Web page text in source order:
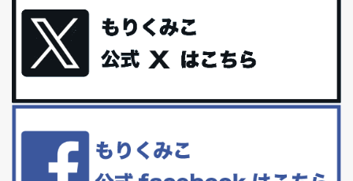
今回は、最近毎回定期的に購入している「楽天ふるさと納税」の返
礼品トップ５を紹介します。今までいろ...
更年期を穏やかに乗りきるために今できる５つのこと。
アラフィフからの体と心の整え方。 私も気づけばアラフィフ、これ
といった更年期症状はまだ...
白髪・美容・免疫力、現代人に足りないのは海藻！
リーブオイルorごま油をたらす。&n...